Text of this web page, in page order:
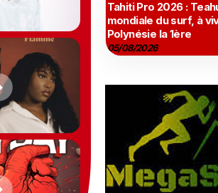
Tahiti Pro 2026 :
mondiale du surf, à
Polynésie la 1ère
05/08/2026